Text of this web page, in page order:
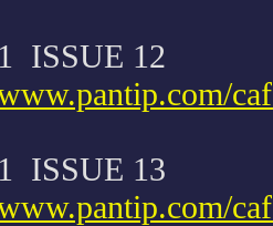
ISSUE 12
ISSUE 13